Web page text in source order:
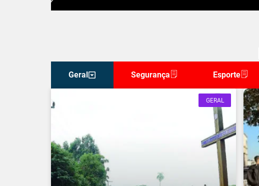
Geral Segurança Esporte
GERAL